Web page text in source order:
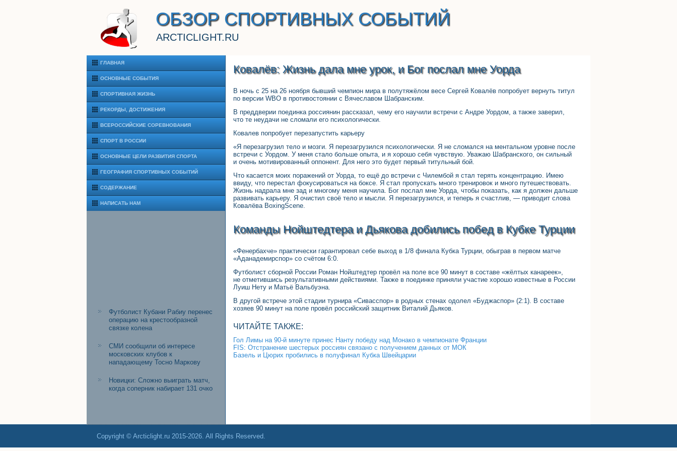
ОБЗОР СПОРТИВНЫХ СОБЫТИЙ
ARCTICLIGHT.RU
ГЛАВНАЯ
ОСНОВНЫЕ СОБЫТИЯ
СПОРТИВНАЯ ЖИЗНЬ
РЕКОРДЫ, ДОСТИЖЕНИЯ
ВСЕРОССИЙСКИЕ СОРЕВНОВАНИЯ
СПОРТ В РОССИИ
ОСНОВНЫЕ ЦЕЛИ РАЗВИТИЯ СПОРТА
ГЕОГРАФИЯ СПОРТИВНЫХ СОБЫТИЙ
СОДЕРЖАНИЕ
НАПИСАТЬ НАМ
Футболист Кубани Рабиу перенес
операцию на крестообразной
связке колена
СМИ сообщили об интересе
московских клубов к
нападающему Тосно Маркову
Новицки: Сложно выиграть матч,
когда соперник набирает 131 очко
Ковалёв: Жизнь дала мне урок, и Бог послал мне Уорда
В ночь с 25 на 26 ноября бывший чемпион мира в полутяжёлом весе Сергей Ковалёв попробует вернуть титул
по версии WBO в противостоянии с Вячеславом Шабранским.
В преддверии поединка россиянин рассказал, чему его научили встречи с Андре Уордом, а также заверил,
что те неудачи не сломали его психологически.
Ковалев попробует перезапустить карьеру
«Я перезагрузил тело и мозги. Я перезагрузился психологически. Я не сломался на ментальном уровне после
встречи с Уордом. У меня стало больше опыта, и я хорошо себя чувствую. Уважаю Шабранского, он сильный
и очень мотивированный оппонент. Для него это будет первый титульный бой.
Что касается моих поражений от Уорда, то ещё до встречи с Чилембой я стал терять концентрацию. Имею
ввиду, что перестал фокусироваться на боксе. Я стал пропускать много тренировок и много путешествовать.
Жизнь надрала мне зад и многому меня научила. Бог послал мне Уорда, чтобы показать, как я должен дальше
развивать карьеру. Я очистил своё тело и мысли. Я перезагрузился, и теперь я счастлив, — приводит слова
Ковалёва BoxingScene.
Команды Нойштедтера и Дьякова добились побед в Кубке Турции
«Фенербахче» практически гарантировал себе выход в 1/8 финала Кубка Турции, обыграв в первом матче
«Аданадемирспор» со счётом 6:0.
Футболист сборной России Роман Нойштедтер провёл на поле все 90 минут в составе «жёлтых канареек»,
не отметившись результативными действиями. Также в поединке приняли участие хорошо известные в России
Луиш Нету и Матьё Вальбуэна.
В другой встрече этой стадии турнира «Сивасспор» в родных стенах одолел «Буджаспор» (2:1). В составе
хозяев 90 минут на поле провёл российский защитник Виталий Дьяков.
ЧИТАЙТЕ ТАКЖЕ:
Гол Лимы на 90-й минуте принес Нанту победу над Монако в чемпионате Франции
FIS: Отстранение шестерых россиян связано с получением данных от МОК
Базель и Цюрих пробились в полуфинал Кубка Швейцарии
Copyright © Arcticlight.ru 2015-2026. All Rights Reserved.